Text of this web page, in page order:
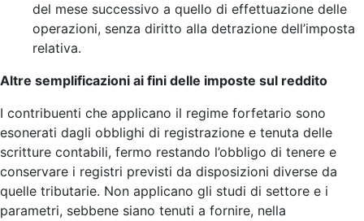
del mese successivo a quello di effettuazione delle
operazioni, senza diritto alla detrazione dell’imposta
relativa.
Altre semplificazioni ai fini delle imposte sul reddito
I contribuenti che applicano il regime forfetario sono
esonerati dagli obblighi di registrazione e tenuta delle
scritture contabili, fermo restando l’obbligo di tenere e
conservare i registri previsti da disposizioni diverse da
quelle tributarie. Non applicano gli studi di settore e i
parametri, sebbene siano tenuti a fornire, nella